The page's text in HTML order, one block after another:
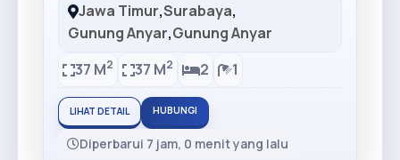
Jawa Timur,Surabaya,
Gunung Anyar,Gunung Anyar
37 M2 37 M2 2 1
LIHAT DETAIL HUBUNGI
Diperbarui 7 jam, 0 menit yang lalu